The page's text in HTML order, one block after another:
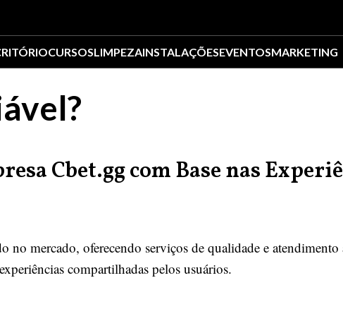
CURSOSLIMPEZAINSTALAÇÕESEVENTOSMARKETING
Cbet.gg com Base nas
no mercado, oferecendo serviços de qualidade e
compartilhadas pelos usuários.